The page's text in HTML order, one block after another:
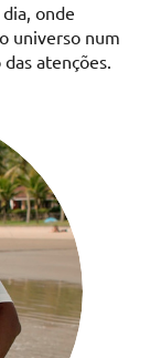
onde
universo num
atenções.